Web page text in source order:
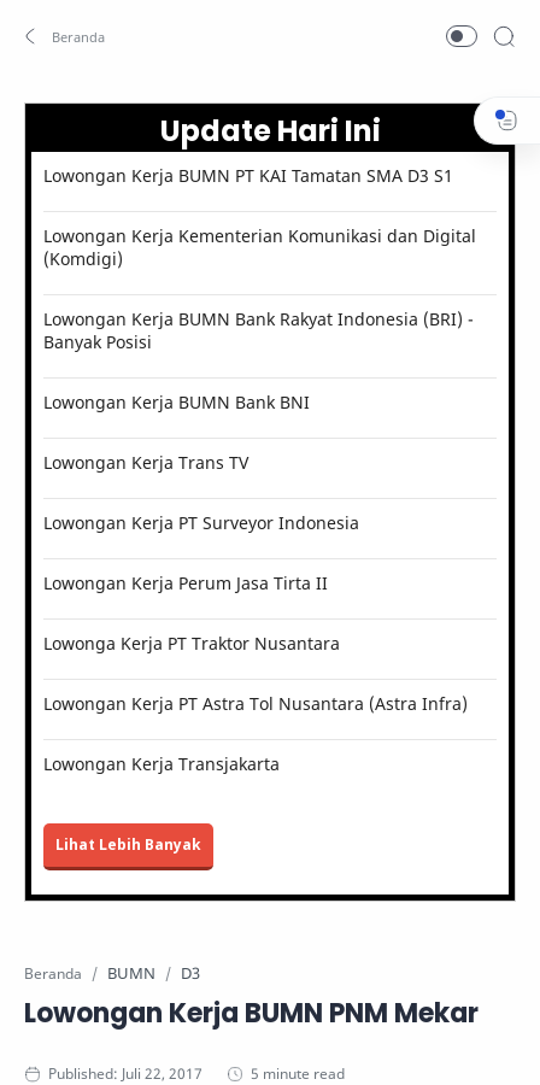
Update Hari Ini
Lowongan Kerja BUMN PT KAI Tamatan SMA D3 S1
Lowongan Kerja Kementerian Komunikasi dan Digital
(Komdigi)
Lowongan Kerja BUMN Bank Rakyat Indonesia (BRI) -
Banyak Posisi
Lowongan Kerja BUMN Bank BNI
Lowongan Kerja Trans TV
Lowongan Kerja PT Surveyor Indonesia
Lowongan Kerja Perum Jasa Tirta II
Lowonga Kerja PT Traktor Nusantara
Lowongan Kerja PT Astra Tol Nusantara (Astra Infra)
Lowongan Kerja Transjakarta
Lihat Lebih Banyak
Beranda BUMN D3
Lowongan Kerja BUMN PNM Mekar
5 minute read